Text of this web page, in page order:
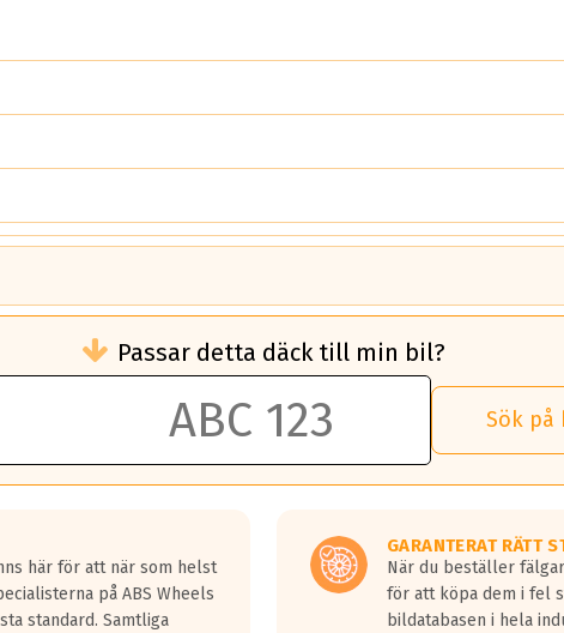
än ett klass G däck.
50 liter bränsle med ett klass A däck gentemot ett klass G däck.
vilken rutt du kör, samt vilken körstil du använder.
lastbilar.
på en väg där det ligger 0.5-1.5 mm vatten.
fyra billängder( ca 18meter) mellan däck med betyg A gentemot
Passar detta däck till min bil?
Sök
här för att när som helst
på ABS Wheels
standard. Samtliga
GARANTERAT RÄTT
När du beställer
för att köpa dem i fel
bildatabasen i hela